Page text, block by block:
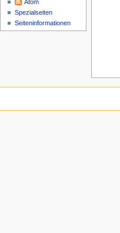
Atom
Spezialseiten
Seiten­informationen